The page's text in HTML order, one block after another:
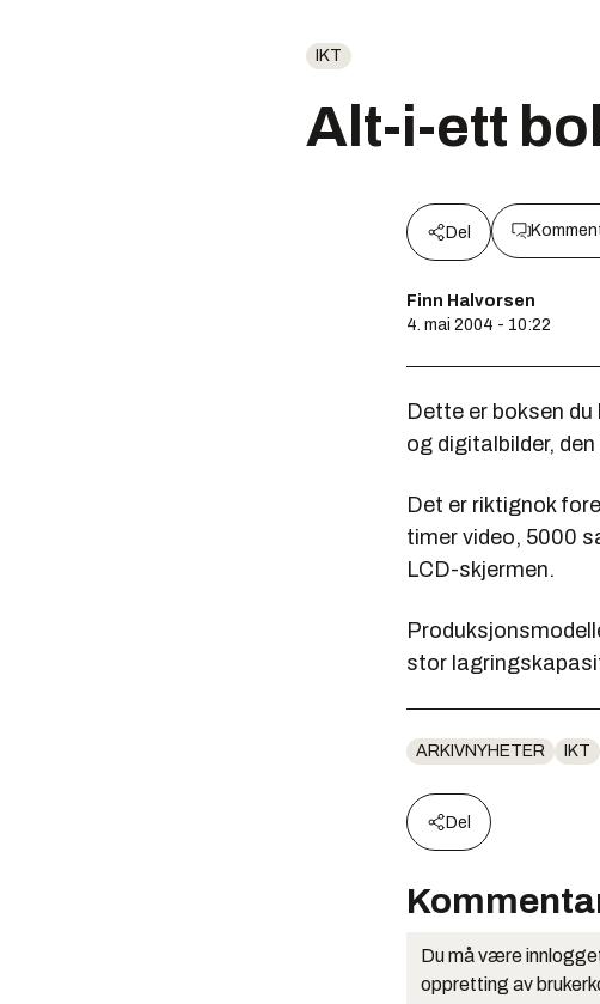
IKT
Alt-i-ett
Del
Finn Halvorsen
4. mai 2004 - 10:22
Dette er boksen
og digitalbilder,
Det er riktignok
timer video, 5000
LCD-skjermen.
stor
ARKIVNYHETER IKT
Del
Du må være
oppretting av